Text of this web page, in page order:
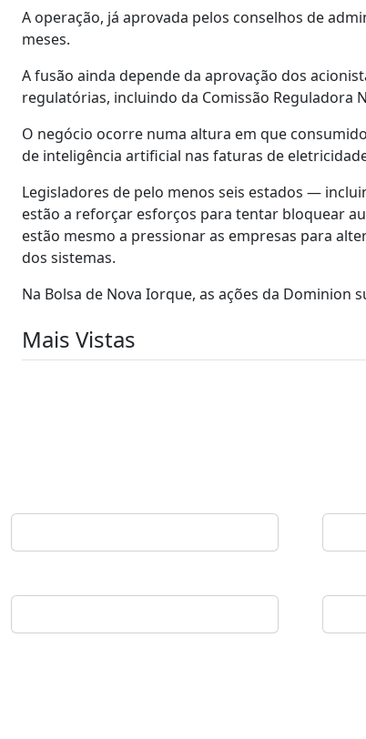
A operação, já aprovada pelos conselhos de
meses.
A fusão ainda depende da aprovação dos
regulatórias, incluindo da Comissão Reguladora
O negócio ocorre numa altura em que
de inteligência artificial nas faturas de
Legisladores de pelo menos seis estados —
estão a reforçar esforços para tentar bloquear
estão mesmo a pressionar as empresas para
dos sistemas.
Na Bolsa de Nova Iorque, as ações da Dominion
Mais Vistas